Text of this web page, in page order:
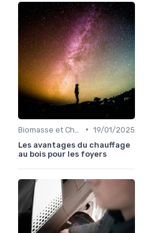
• 19/01/2025
Les avantages du chauffage
au bois pour les foyers